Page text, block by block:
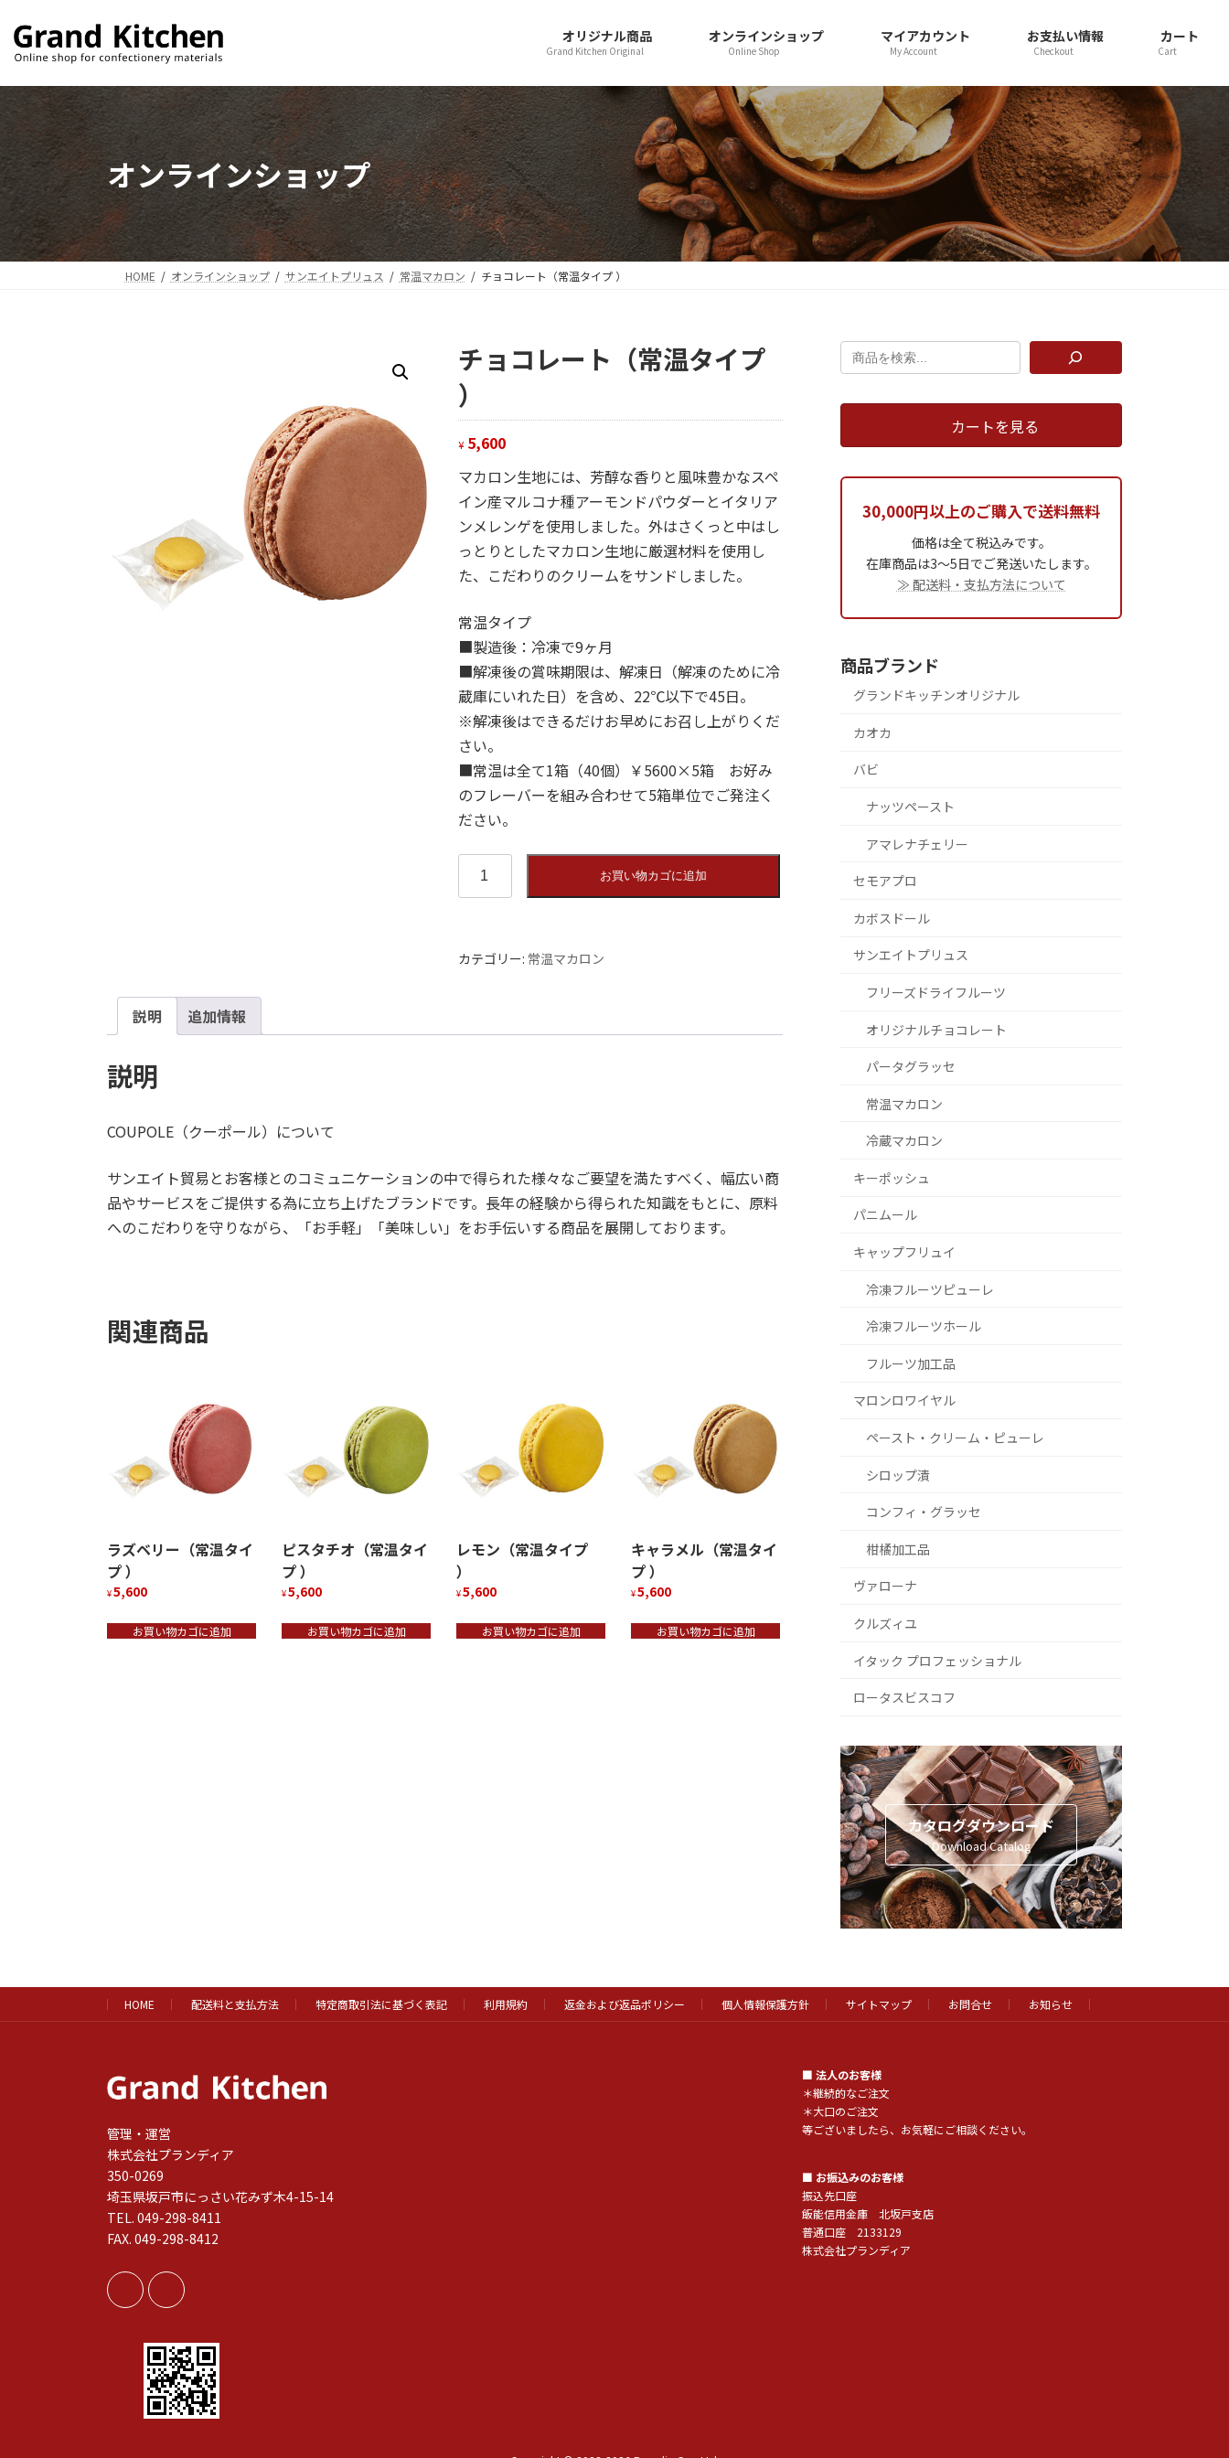
キ
ッ
プ
に
移
動
オリジナル商品
Grand Kitchen Original
オンラインショップ
Online Shop
マイアカウント
My Account
お支払い情報
Checkout
カート
Cart
オンラインショップ
HOME オンラインショップ サンエイトプリュス 常温マカロン チョコレート（常温タイプ ）
チョコレート（常温タイプ
）
¥ 5,600
マカロン生地には、芳醇な香りと風味豊かなスペ
イン産マルコナ種アーモンドパウダーとイタリア
ンメレンゲを使用しました。外はさくっと中はし
っとりとしたマカロン生地に厳選材料を使用し
た、こだわりのクリームをサンドしました。
常温タイプ
■製造後：冷凍で9ヶ月
■解凍後の賞味期限は、解凍日（解凍のために冷
蔵庫にいれた日）を含め、22℃以下で45日。
※解凍後はできるだけお早めにお召し上がりくだ
さい。
■常温は全て1箱（40個）￥5600×5箱 お好み
のフレーバーを組み合わせて5箱単位でご発注く
ださい。
ー
タ
お買い物カゴに追加
カテゴリー: 常温マカロン
説明 追加情報
説明
COUPOLE（クーポール）について
サンエイト貿易とお客様とのコミュニケーションの中で得られた様々なご要望を満たすべく、幅広い商
品やサービスをご提供する為に立ち上げたブランドです。長年の経験から得られた知識をもとに、原料
へのこだわりを守りながら、「お手軽」「美味しい」をお手伝いする商品を展開しております。
関連商品
ラズベリー（常温タイ
プ ）
¥5,600
お買い物カゴに追加
ピスタチオ（常温タイ
プ ）
¥5,600
お買い物カゴに追加
レモン（常温タイプ
）
¥5,600
お買い物カゴに追加
キャラメル（常温タイ
プ ）
¥5,600
お買い物カゴに追加
カートを見る
30,000円以上のご購入で送料無料
価格は全て税込みです。
在庫商品は3～5日でご発送いたします。
≫ 配送料・支払方法について
商品ブランド
グランドキッチンオリジナル
カオカ
バビ
ナッツペースト
アマレナチェリー
セモアプロ
カボスドール
サンエイトプリュス
フリーズドライフルーツ
オリジナルチョコレート
パータグラッセ
常温マカロン
冷蔵マカロン
キーポッシュ
パニムール
キャップフリュイ
冷凍フルーツピューレ
冷凍フルーツホール
フルーツ加工品
マロンロワイヤル
ペースト・クリーム・ピューレ
シロップ漬
コンフィ・グラッセ
柑橘加工品
ヴァローナ
クルズィユ
イタック プロフェッショナル
ロータスビスコフ
カタログダウンロード
Download Catalog
HOME 配送料と支払方法 特定商取引法に基づく表記 利用規約 返金および返品ポリシー 個人情報保護方針 サイトマップ お問合せ お知らせ
管理・運営
株式会社プランディア
350-0269
埼玉県坂戸市にっさい花みず木4-15-14
TEL. 049-298-8411
FAX. 049-298-8412
■ 法人のお客様
＊継続的なご注文
＊大口のご注文
等ございましたら、お気軽にご相談ください。
■ お振込みのお客様
振込先口座
飯能信用金庫 北坂戸支店
普通口座 2133129
株式会社プランディア